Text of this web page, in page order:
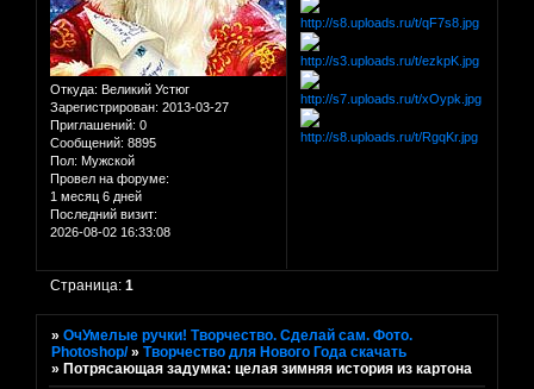
Откуда: Великий Устюг
Зарегистрирован: 2013-03-27
Приглашений: 0
Сообщений: 8895
Пол: Мужской
Провел на форуме:
1 месяц 6 дней
Последний визит:
2026-08-02 16:33:08
Страница:1
»ОчУмелые ручки! Творчество. Сделай сам. Фото.
Photoshop/ »Творчество для Нового Года скачать
»Потрясающая задумка: целая зимняя история из картона